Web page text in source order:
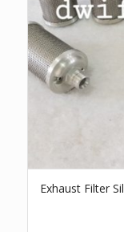
Exhaust Filter